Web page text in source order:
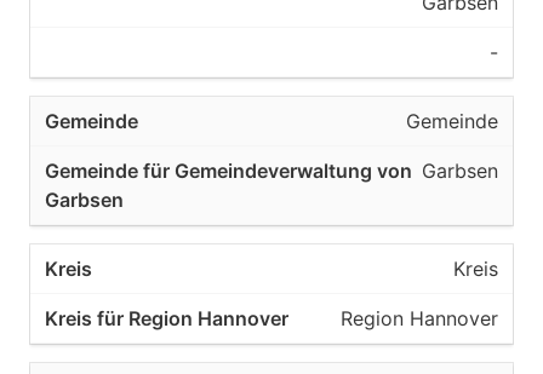
-
Gemeinde
Garbsen
Kreis
Region Hannover